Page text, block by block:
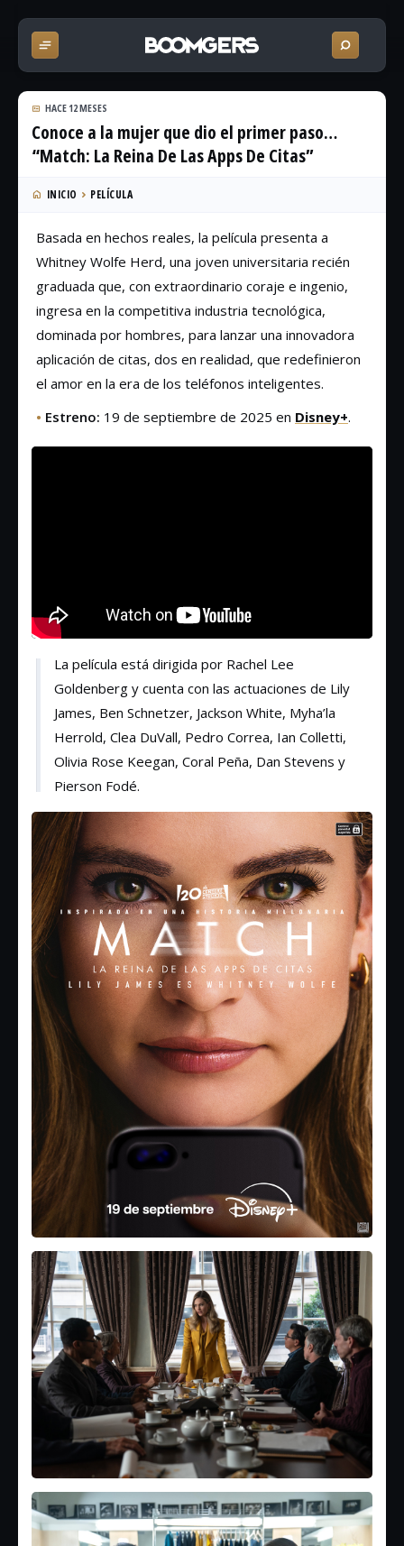
HACE 12 MESES
Conoce a la mujer que dio el primer paso…
“Match: La Reina De Las Apps De Citas”
INICIO PELÍCULA
Basada en hechos reales, la película presenta a
Whitney Wolfe Herd, una joven universitaria recién
graduada que, con extraordinario coraje e ingenio,
ingresa en la competitiva industria tecnológica,
dominada por hombres, para lanzar una innovadora
aplicación de citas, dos en realidad, que redefinieron
el amor en la era de los teléfonos inteligentes.
• Estreno: 19 de septiembre de 2025 en Disney+.
La película está dirigida por Rachel Lee
Goldenberg y cuenta con las actuaciones de Lily
James, Ben Schnetzer, Jackson White, Myha’la
Herrold, Clea DuVall, Pedro Correa, Ian Colletti,
Olivia Rose Keegan, Coral Peña, Dan Stevens y
Pierson Fodé.